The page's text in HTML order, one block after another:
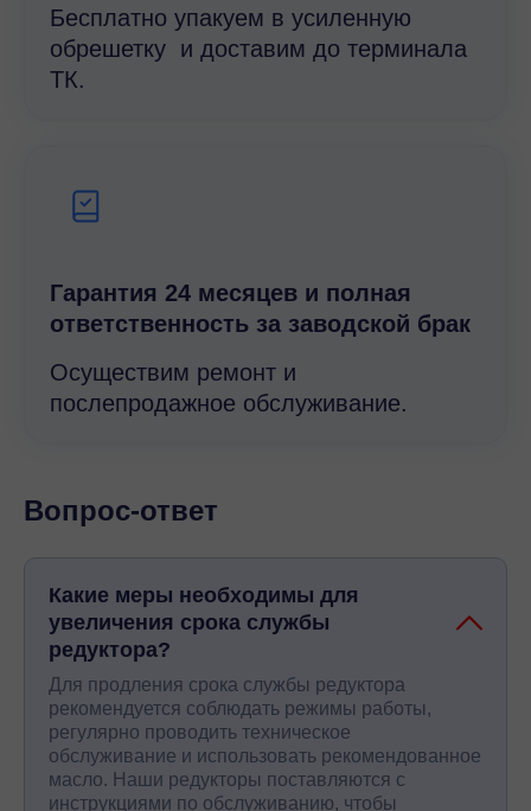
Бесплатно упакуем в усиленную
обрешетку и доставим до терминала
ТК.
Гарантия 24 месяцев и полная
ответственность за заводской брак
Осуществим ремонт и
послепродажное обслуживание.
Вопрос-ответ
Какие меры необходимы для
увеличения срока службы
редуктора?
Для продления срока службы редуктора
рекомендуется соблюдать режимы работы,
регулярно проводить техническое
обслуживание и использовать рекомендованное
масло. Наши редукторы поставляются с
инструкциями по обслуживанию, чтобы